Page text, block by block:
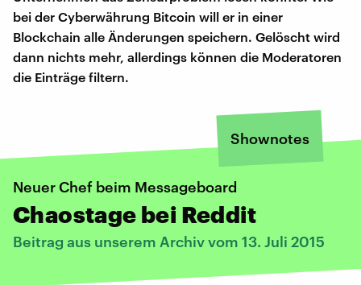
bei der Cyberwährung Bitcoin will er in einer
Blockchain alle Änderungen speichern. Gelöscht wird
dann nichts mehr, allerdings können die Moderatoren
die Einträge filtern.
Shownotes
Neuer Chef beim Messageboard
Chaostage bei Reddit
Beitrag aus unserem Archiv vom 13. Juli 2015